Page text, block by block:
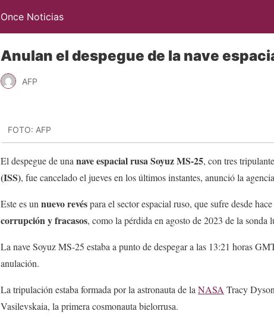
Once Noticias
Anulan el despegue de la nave
AFP
FOTO: AFP
El despegue de una nave espacial rusa Soyuz MS-25, con tres
(ISS), fue cancelado el jueves en los últimos instantes, anunció la
Este es un nuevo revéspara el sector espacial ruso, que sufre desde
corrupción y fracasos, como la pérdida en agosto de 2023 de la sonda
La nave Soyuz MS-25 estaba a punto de despegar a las 13:21 horas
anulación.
La tripulación estaba formada por la astronauta de la NASA Tracy
Vasilevskaia, la primera cosmonauta bielorrusa.